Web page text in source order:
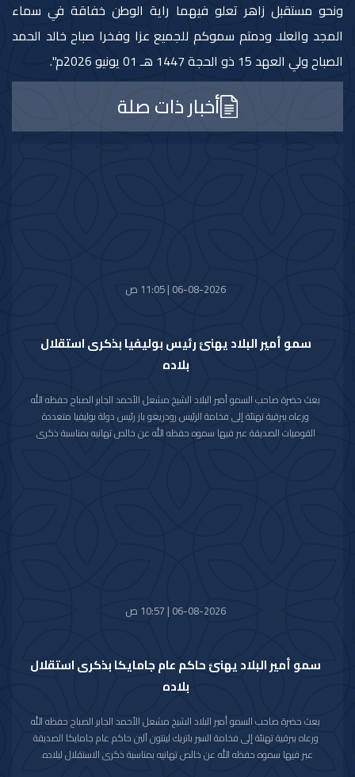
ونحو مستقبل زاهر تعلو فيهما راية الوطن خفاقة في سماء
المجد والعلا. ودمتم سموكم للجميع عزا وفخرا صباح خالد الحمد
الصباح ولي العهد 15 ذو الحجة 1447 هـ 01 يونيو 2026م".
أخبار ذات صلة
06-08-2026 | 11:05 ص
سمو أمير البلاد يهنئ رئيس بوليفيا بذكرى استقلال
بلاده
بعث حضرة صاحب السمو أمير البلاد الشيخ مشعل الأحمد الجابر الصباح حفظه الله
ورعاه ببرقية تهنئة إلى فخامة الرئيس رودريغو باز رئيس دولة بوليفيا متعددة
القوميات الصديقة عبر فيها سموه حفظه الله عن خالص تهانيه بمناسبة ذكرى
06-08-2026 | 10:57 ص
سمو أمير البلاد يهنئ حاكم عام جامايكا بذكرى استقلال
بلاده
بعث حضرة صاحب السمو أمير البلاد الشيخ مشعل الأحمد الجابر الصباح حفظه الله
ورعاه ببرقية تهنئة إلى فخامة السير باتريك لينتون آلين حاكم عام جامايكا الصديقة
عبر فيها سموه حفظه الله عن خالص تهانيه بمناسبة ذكرى الاستقلال لبلاده.